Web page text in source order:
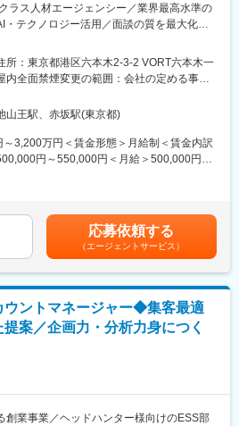
める業務
：
的な成長を遂げている「企業様」と、自
。大切にしているのは、どちらか一方では
底的に向き合うこと。 企業の抱えている課
え、同時に候補者のキャリアパスも一緒に
へ価値貢献をしていただきつつ、創業メン
の距離が近いため、経営会議等も参画し、
得いただけます。
アパスを提供します。
以外のビジネス(不動産)も行っており、今後
ておりますので、事業責任者または新会
業の経営にも携わることもできます。
ラス人材エージェンシー／業界最高水準の
・テクノロジー活用／面談の質を最大化】
200％以上の成長、2期目から3期目は売上
、今期も前年比で200％以上の成長が見込
ンバウンドの問い合わせがかなり多く（ク
はほぼ行っておらず、90%以上がインバウ
クライアント過多の状態が続いています。
、より高品質なサービスを提供し、クライ
として求職者様の転職活動のサポートを行
として今後はマネジメント業務にも携わっ
支援業務
セリング
リアに沿った採用ポジションのご提案
接対策・アドバイス 等
渉（入社時期や待遇面等）
所：東京都港区六本木2-3-2 VORT六本木一
内全面禁煙変更の範囲：会社の定める事業
）
山王駅、赤坂駅(東京都)
～3,200万円＜賃金形態＞月給制＜賃金内訳
円～550,000円＜月給＞500,000円～
連動賞与の3つの賞与支給があり充実した報
収：入社2年目以降平均年収：2237万円賃金
であり、選考を通じて上下する可能性が
固定手当を含めた表記です。
応募依頼する
（エージェントサービス）
ウントマネージャー◆集客最適
案／企画力・分析力身につく
創業事業／ヘッドハンター様向けのESS部